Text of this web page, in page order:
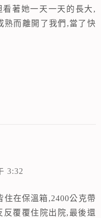
著她一天一天的長大,
熟而離開了我們,當了快
3:32
住在保溫箱,2400公克帶
反覆覆住院出院,最後還